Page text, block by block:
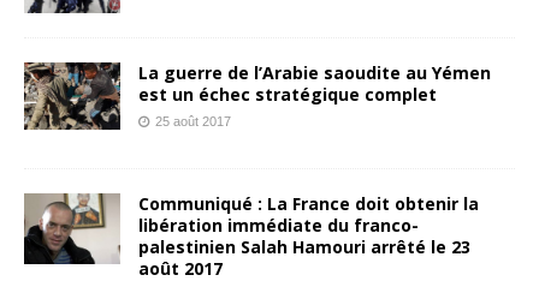
La guerre de l’Arabie saoudite au Yémen
est un échec stratégique complet
25 août 2017
Communiqué : La France doit obtenir la
libération immédiate du franco-
palestinien Salah Hamouri arrêté le 23
août 2017